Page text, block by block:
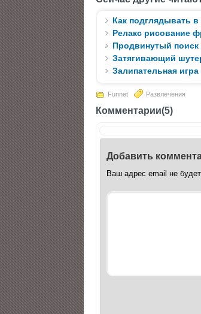
Как подглядывать в
Релакс рисование
Продвинутый
Затягивающий
Залипательная
Funnet Развлечения
Комментарии(5)
Добавить
Ваш адрес email не